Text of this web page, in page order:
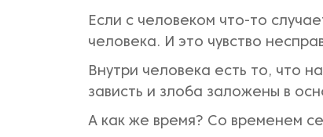
Если с человеком что-то
человека. И это чувство
Внутри человека есть то, что
зависть и злоба заложены в
А как же время? Со временем